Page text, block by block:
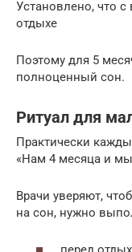
Установлено, что
отдыхе
Поэтому для 5
полноценный сон.
Ритуал для
Практически
«Нам 4 месяца и
Врачи уверяют,
на сон, нужно